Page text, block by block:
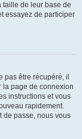
taille de leur base de
essayez de participer
pas être récupéré, il
la page de connexion
instructions et vous
rapidement.
de passe, nous vous